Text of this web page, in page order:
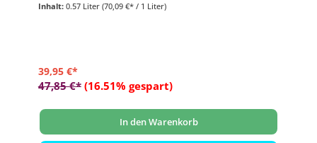
Inhalt: 0.57 Liter (70,09 €* / 1 Liter)
39,95 €*
47,85 €* (16.51% gespart)
In den Warenkorb